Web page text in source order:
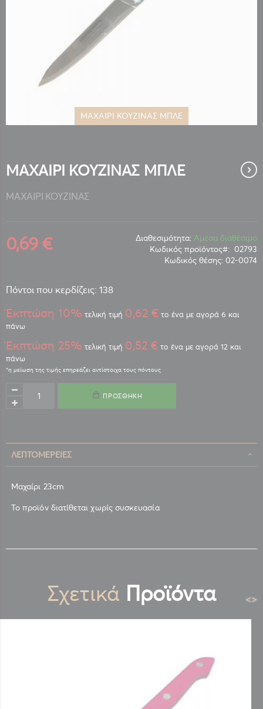
ΜΑΧΑΙΡΙ ΚΟΥΖΙΝΑΣ ΜΠΛΕ
της
συλλογής
ΜΑΧΑΙΡΙ ΚΟΥΖΙΝΑΣ ΜΠΛΕ
ΜΑΧΑΙΡΙ ΚΟΥΖΙΝΑΣ
0,69 € Διαθεσιμότητα: Άμεσα διαθέσιμο
Κωδικός προϊόντος
02793
Κωδικός θέσης: 02-0074
Πόντοι που κερδίζεις: 138
Έκπτώση 10% τελική τιμή 0,62 € το ένα με αγορά 6 και
πάνω
Έκπτώση 25% τελική τιμή 0,52 € το ένα με αγορά 12 και
πάνω
ΠΡΟΣΘΉΚΗ
ΛΕΠΤΟΜΈΡΕΙΕΣ
Μαχαίρι 23cm
Το προϊόν διατίθεται χωρίς συσκευασία
Σχετικά Προϊόντα <>